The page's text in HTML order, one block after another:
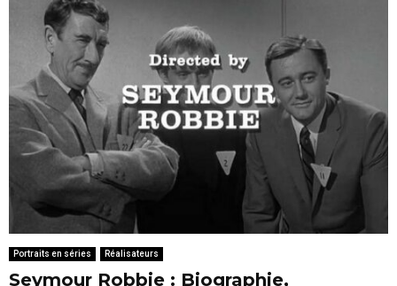
Portraits en séries Réalisateurs
Seymour Robbie : Biographie,